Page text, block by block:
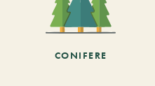
CONIFERE